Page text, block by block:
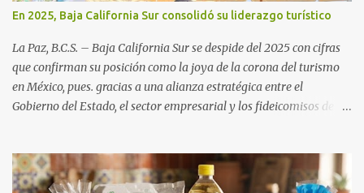
En 2025, Baja California Sur consolidó su liderazgo turístico
La Paz, B.C.S. – Baja California Sur se despide del 2025 con cifras
que confirman su posición como la joya de la corona del turismo
en México, pues. gracias a una alianza estratégica entre el
Gobierno del Estado, el sector empresarial y los fideicomisos de
una derrama económica sin precedentes. Las proyecciones para
este periodo vacacional son optimistas, con un promedio estatal